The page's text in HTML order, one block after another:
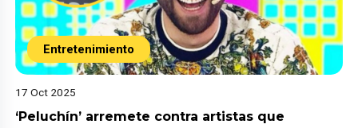
Entretenimiento
17 Oct 2025
‘Peluchín’ arremete contra artistas que